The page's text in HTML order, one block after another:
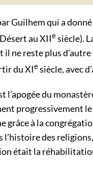
Guilhem qui a
au XIIesiècle).
ne reste plus
du XIesiècle, avec
l’apogée du
progressivement
grâce à la
l’histoire des
était la